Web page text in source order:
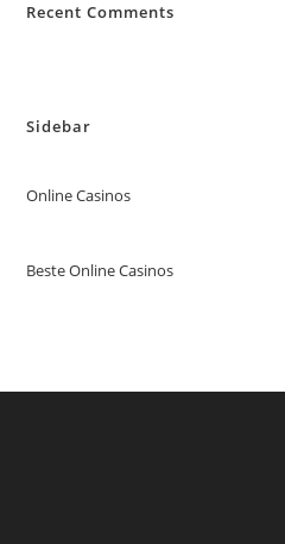
Recent Comments
Sidebar
Online Casinos
Beste Online Casinos